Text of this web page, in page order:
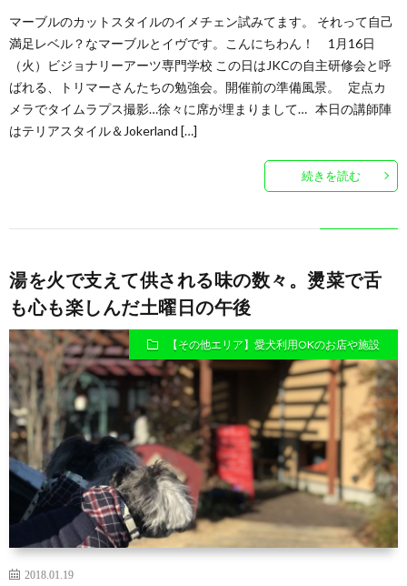
マーブルのカットスタイルのイメチェン試みてます。 それって自己
満足レベル？なマーブルとイヴです。こんにちわん！ 1月16日
（火）ビジョナリーアーツ専門学校 この日はJKCの自主研修会と呼
ばれる、トリマーさんたちの勉強会。開催前の準備風景。 定点カ
メラでタイムラプス撮影…徐々に席が埋まりまして… 本日の講師陣
はテリアスタイル＆Jokerland […]
続きを読む
湯を火で支えて供される味の数々。燙菜で舌
も心も楽しんだ土曜日の午後
【その他エリア】愛犬利用OKのお店や施設
2018.01.19